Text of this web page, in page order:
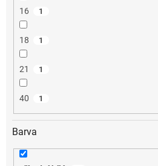
16 1
18 1
21 1
40 1
Barva